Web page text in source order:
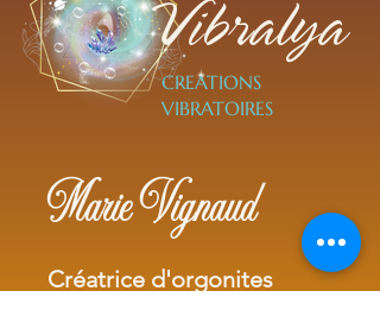
Vibralya
CREATIONS
VIBRATOIRES
Marie Vignaud
Créatrice d'orgonites